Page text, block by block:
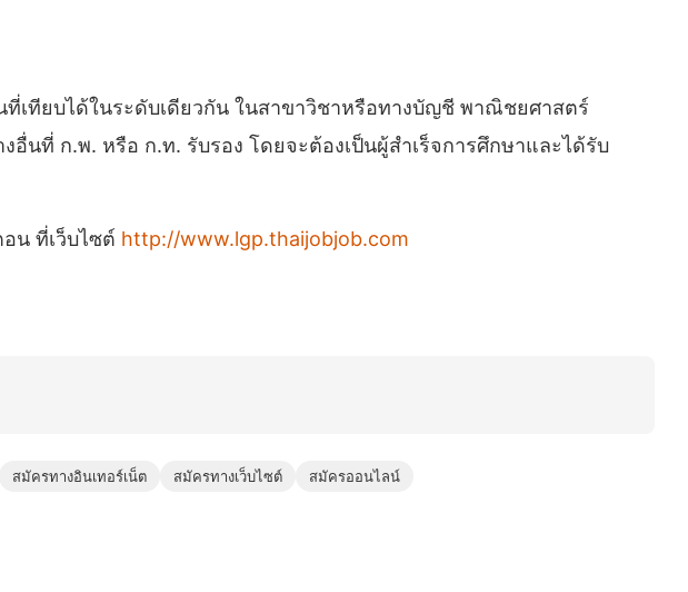
ทียบได้ในระดับเดียวกัน ในสาขาวิชาหรือทางบัญชี พาณิชยศาสตร์
อื่นที่ ก.พ. หรือ ก.ท. รับรอง โดยจะต้องเป็นผู้สำเร็จการศึกษาและได้รับ
น ที่เว็บไซต์ http://www.lgp.thaijobjob.com
สมัครทางอินเทอร์เน็ต สมัครทางเว็บไซต์
สมัครออนไลน์